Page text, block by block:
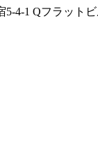
5-4-1 Qフラット